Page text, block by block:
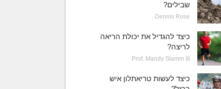
שבילים?
Dennis Rose
כיצד להגדיל את יכולת הריאה
לריצה?
Prof. Mandy Stamm III
כיצד לעשות טריאתלון איש